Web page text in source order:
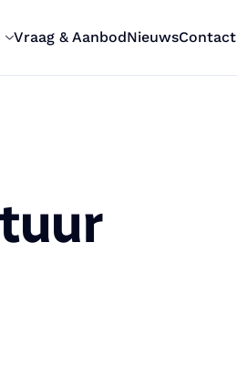
Vraag & AanbodNieuwsContact